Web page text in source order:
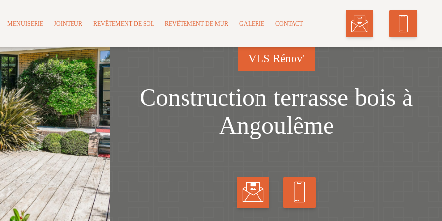
MENUISERIE JOINTEUR REVÊTEMENT DE SOL REVÊTEMENT DE MUR GALERIE CONTACT
VLS Rénov'
Construction terrasse bois à
Angoulême